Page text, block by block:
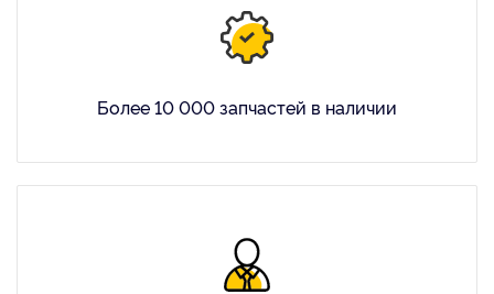
Более 10 000 запчастей в наличии